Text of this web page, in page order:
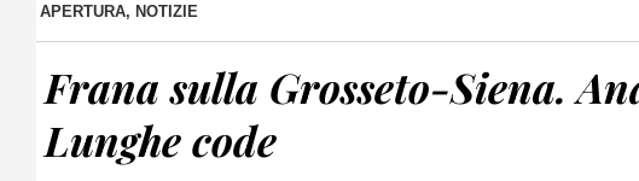
APERTURA, NOTIZIE
Frana sulla Grosseto-Siena.
Lunghe code